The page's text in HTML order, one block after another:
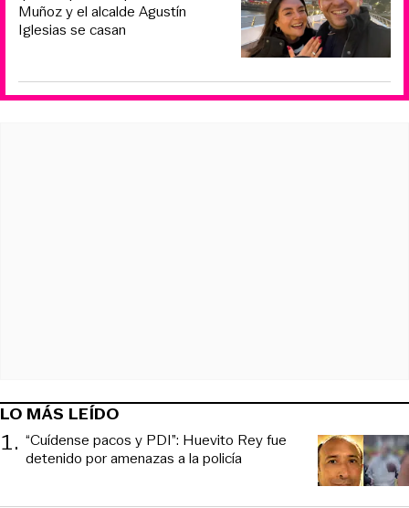
Muñoz y el alcalde Agustín
Iglesias se casan
LO MÁS LEÍDO
1. “Cuídense pacos y PDI”: Huevito Rey fue
detenido por amenazas a la policía